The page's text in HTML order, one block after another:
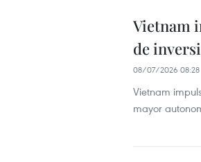
Vietnam
de
08/07/2026 08:28
Vietnam
mayor